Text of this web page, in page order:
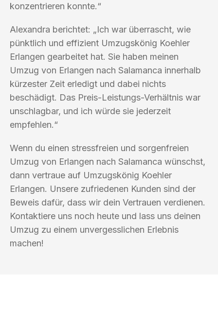
konzentrieren konnte.“
Alexandra berichtet: „Ich war überrascht, wie
pünktlich und effizient Umzugskönig Koehler
Erlangen gearbeitet hat. Sie haben meinen
Umzug von Erlangen nach Salamanca innerhalb
kürzester Zeit erledigt und dabei nichts
beschädigt. Das Preis-Leistungs-Verhältnis war
unschlagbar, und ich würde sie jederzeit
empfehlen.“
Wenn du einen stressfreien und sorgenfreien
Umzug von Erlangen nach Salamanca wünschst,
dann vertraue auf Umzugskönig Koehler
Erlangen. Unsere zufriedenen Kunden sind der
Beweis dafür, dass wir dein Vertrauen verdienen.
Kontaktiere uns noch heute und lass uns deinen
Umzug zu einem unvergesslichen Erlebnis
machen!